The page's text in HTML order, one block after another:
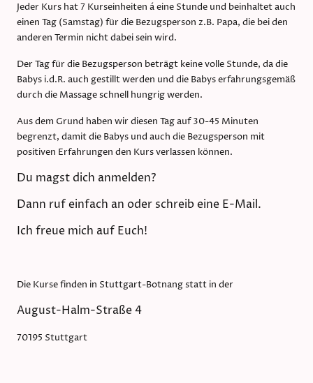
Jeder Kurs hat 7 Kurseinheiten á eine Stunde und beinhaltet auch
einen Tag (Samstag) für die Bezugsperson z.B. Papa, die bei den
anderen Termin nicht dabei sein wird.
Der Tag für die Bezugsperson beträgt keine volle Stunde, da die
Babys i.d.R. auch gestillt werden und die Babys erfahrungsgemäß
durch die Massage schnell hungrig werden.
Aus dem Grund haben wir diesen Tag auf 30-45 Minuten
begrenzt, damit die Babys und auch die Bezugsperson mit
positiven Erfahrungen den Kurs verlassen können.
Du magst dich anmelden?
Dann ruf einfach an oder schreib eine E-Mail.
Ich freue mich auf Euch!
Die Kurse finden in Stuttgart-Botnang statt in der
August-Halm-Straße 4
70195 Stuttgart